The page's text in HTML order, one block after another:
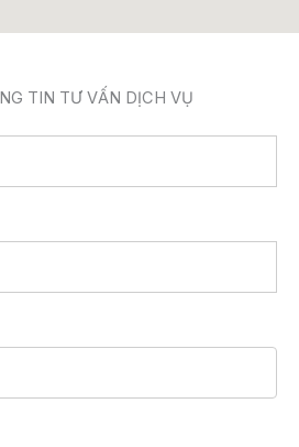
TIN TƯ VẤN DỊCH VỤ